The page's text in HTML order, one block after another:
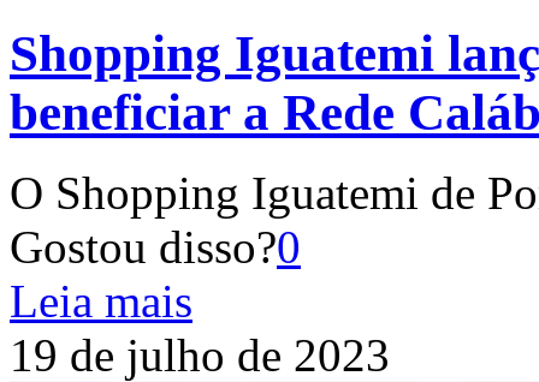
Shopping Iguatemi
beneficiar a Rede
O Shopping Iguatemi de
Gostou disso?0
Leia mais
19 de julho de 2023